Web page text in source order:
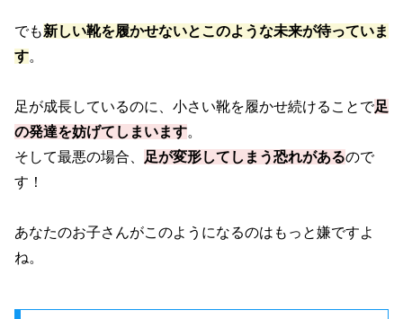
でも新しい靴を履かせないとこのような未来が待っていま
す。
足が成長しているのに、小さい靴を履かせ続けることで足
の発達を妨げてしまいます。
そして最悪の場合、
足が変形してしまう恐れがあるので
す！
あなたのお子さんがこのようになるのはもっと嫌ですよ
ね。